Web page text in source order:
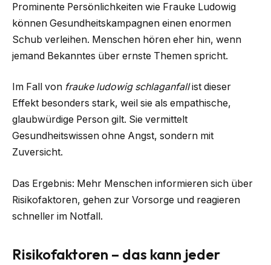
Prominente Persönlichkeiten wie Frauke Ludowig
können Gesundheitskampagnen einen enormen
Schub verleihen. Menschen hören eher hin, wenn
jemand Bekanntes über ernste Themen spricht.
Im Fall von frauke ludowig schlaganfallist dieser
Effekt besonders stark, weil sie als empathische,
glaubwürdige Person gilt. Sie vermittelt
Gesundheitswissen ohne Angst, sondern mit
Zuversicht.
Das Ergebnis: Mehr Menschen informieren sich über
Risikofaktoren, gehen zur Vorsorge und reagieren
schneller im Notfall.
Risikofaktoren – das kann jeder